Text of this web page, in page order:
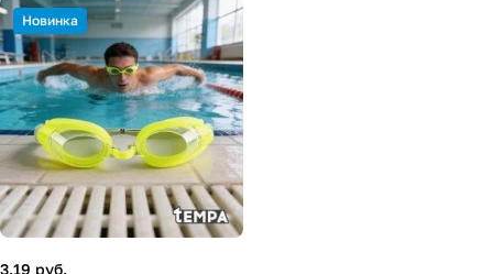
Новинка
3.19 руб.